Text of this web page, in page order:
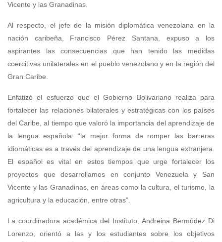
Vicente y las Granadinas.
Al respecto, el jefe de la misión diplomática venezolana en la
nación caribeña, Francisco Pérez Santana, expuso a los
aspirantes las consecuencias que han tenido las medidas
coercitivas unilaterales en el pueblo venezolano y en la región del
Gran Caribe.
Enfatizó el esfuerzo que el Gobierno Bolivariano realiza para
fortalecer las relaciones bilaterales y estratégicas con los países
del Caribe, al tiempo que valoró la importancia del aprendizaje de
la lengua española: “la mejor forma de romper las barreras
idiomáticas es a través del aprendizaje de una lengua extranjera.
El español es vital en estos tiempos que urge fortalecer los
proyectos que desarrollamos en conjunto Venezuela y San
Vicente y las Granadinas, en áreas como la cultura, el turismo, la
agricultura y la educación, entre otras”.
La coordinadora académica del Instituto, Andreina Bermúdez Di
Lorenzo, orientó a las y los estudiantes sobre los objetivos